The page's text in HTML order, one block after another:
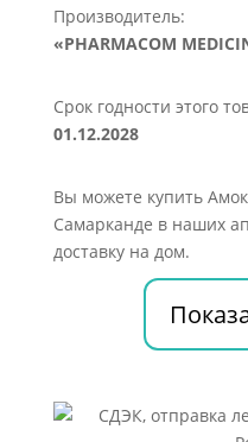
Производитель:
«PHARMACOM
Срок годности этого
01.12.2028
Вы можете купить
Самарканде в наших
доставку на дом.